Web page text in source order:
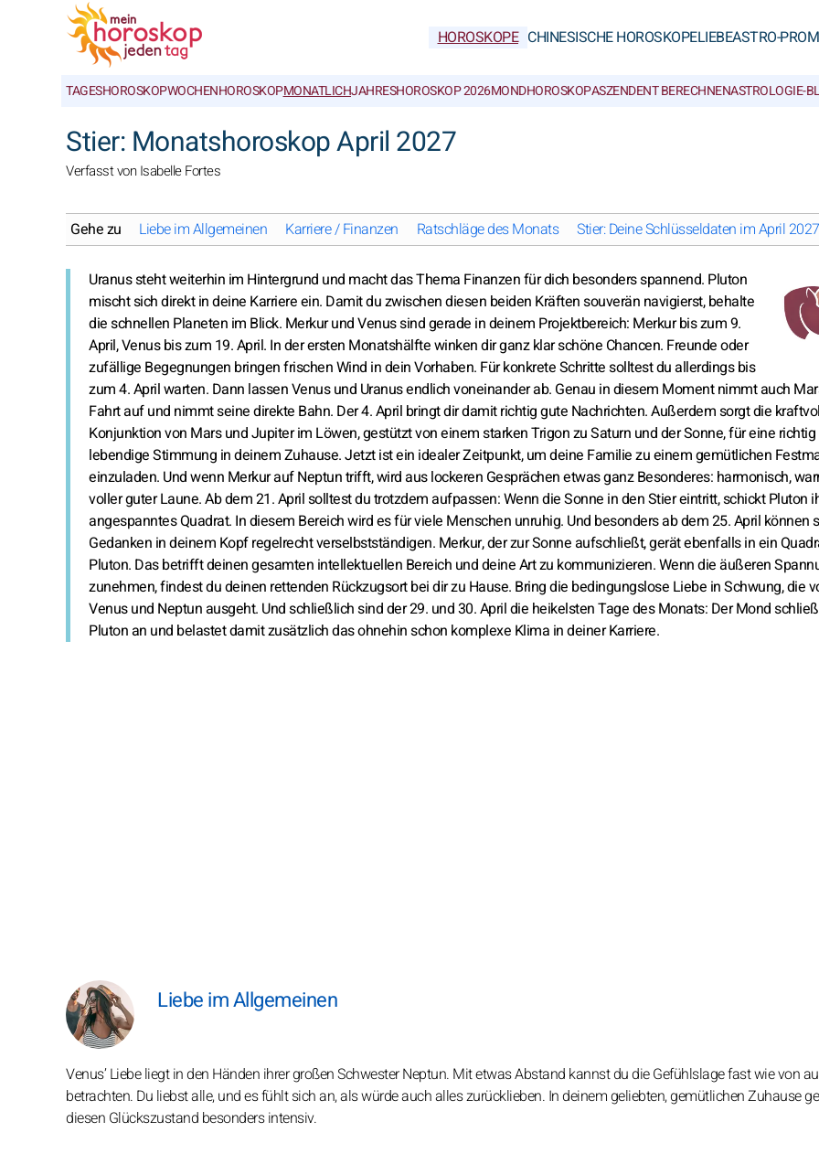
HOROSKOPE CHINESISCHE HOROSKOPELIEBEASTRO-
TAGESHOROSKOPWOCHENHOROSKOPMONATLICHJAHRESHOROSKOP 2026MONDHOROSKOPASZENDENT BERECHNENASTROLOGIE-
Stier: Monatshoroskop April 2027
Verfasst von Isabelle Fortes
Gehe zu Liebe im Allgemeinen Karriere / Finanzen Ratschläge des Monats Stier: Deine Schlüsseldaten im April 2027
Uranus steht weiterhin im Hintergrund und macht das Thema Finanzen für dich besonders spannend. Pluton
mischt sich direkt in deine Karriere ein. Damit du zwischen diesen beiden Kräften souverän navigierst, behalte
die schnellen Planeten im Blick. Merkur und Venus sind gerade in deinem Projektbereich: Merkur bis zum 9.
April, Venus bis zum 19. April. In der ersten Monatshälfte winken dir ganz klar schöne Chancen. Freunde oder
zufällige Begegnungen bringen frischen Wind in dein Vorhaben. Für konkrete Schritte solltest du allerdings bis
zum 4. April warten. Dann lassen Venus und Uranus endlich voneinander ab. Genau in diesem Moment nimmt auch
Fahrt auf und nimmt seine direkte Bahn. Der 4. April bringt dir damit richtig gute Nachrichten. Außerdem sorgt die
Konjunktion von Mars und Jupiter im Löwen, gestützt von einem starken Trigon zu Saturn und der Sonne, für eine richtig
lebendige Stimmung in deinem Zuhause. Jetzt ist ein idealer Zeitpunkt, um deine Familie zu einem gemütlichen
einzuladen. Und wenn Merkur auf Neptun trifft, wird aus lockeren Gesprächen etwas ganz Besonderes: harmonisch,
voller guter Laune. Ab dem 21. April solltest du trotzdem aufpassen: Wenn die Sonne in den Stier eintritt, schickt Pluton
angespanntes Quadrat. In diesem Bereich wird es für viele Menschen unruhig. Und besonders ab dem 25. April können
Gedanken in deinem Kopf regelrecht verselbstständigen. Merkur, der zur Sonne aufschließt, gerät ebenfalls in ein
Pluton. Das betrifft deinen gesamten intellektuellen Bereich und deine Art zu kommunizieren. Wenn die äußeren
zunehmen, findest du deinen rettenden Rückzugsort bei dir zu Hause. Bring die bedingungslose Liebe in Schwung, die
Venus und Neptun ausgeht. Und schließlich sind der 29. und 30. April die heikelsten Tage des Monats: Der Mond
Pluton an und belastet damit zusätzlich das ohnehin schon komplexe Klima in deiner Karriere.
Liebe im Allgemeinen
Venus’ Liebe liegt in den Händen ihrer großen Schwester Neptun. Mit etwas Abstand kannst du die Gefühlslage fast wie von
betrachten. Du liebst alle, und es fühlt sich an, als würde auch alles zurücklieben. In deinem geliebten, gemütlichen Zuhause
diesen Glückszustand besonders intensiv.